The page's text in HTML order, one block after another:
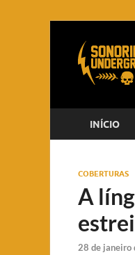
INÍCIO
COBERTURAS
A
28 de janeiro